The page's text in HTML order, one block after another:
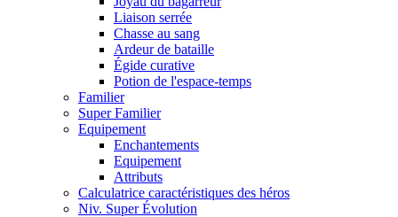
Liaison serrée
Chasse au sang
Ardeur de bataille
Égide curative
Potion de l'espace-temps
Familier
Super Familier
Equipement
Enchantements
Equipement
Attributs
Calculatrice caractéristiques des héros
Niv. Super Évolution